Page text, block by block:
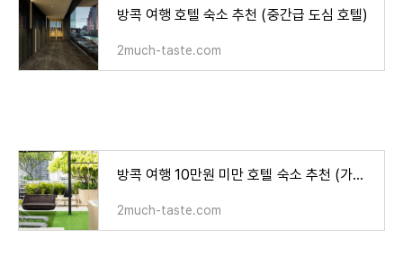
방콕 여행 호텔 숙소 추천 (중간급 도심 호텔)
2much-taste.com
방콕 여행 10만원 미만 호텔 숙소 추천 (가성비 호텔)
2much-taste.com